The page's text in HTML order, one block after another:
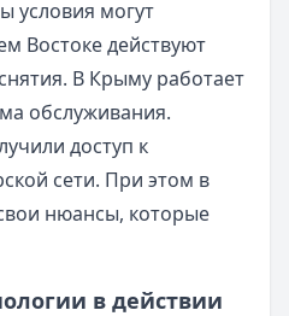
условия могут
Востоке действуют
В Крыму работает
обслуживания.
доступ к
сети. При этом в
нюансы, которые
в действии